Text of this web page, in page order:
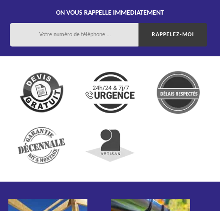
ON VOUS RAPPELLE IMMEDIATEMENT